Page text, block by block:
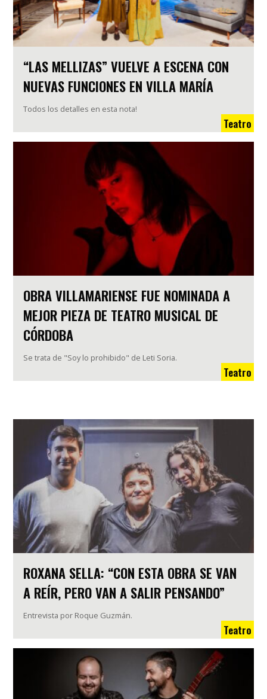
“LAS MELLIZAS” VUELVE A ESCENA CON
NUEVAS FUNCIONES EN VILLA MARÍA
Todos los detalles en esta nota!
Teatro
OBRA VILLAMARIENSE FUE NOMINADA A
MEJOR PIEZA DE TEATRO MUSICAL DE
CÓRDOBA
Se trata de "Soy lo prohibido" de Leti Soria.
Teatro
ROXANA SELLA: “CON ESTA OBRA SE VAN
A REÍR, PERO VAN A SALIR PENSANDO”
Entrevista por Roque Guzmán.
Teatro